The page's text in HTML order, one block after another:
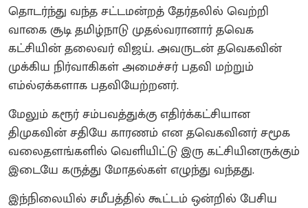
தொடர்ந்து வந்த சட்டமன்றத் தேர்தலில் வெற்றி
வாகை சூடி தமிழ்நாடு முதல்வரானார் தவெக
கட்சியின் தலைவர் விஜய். அவருடன் தவெகவின்
முக்கிய நிர்வாகிகள் அமைச்சர் பதவி மற்றும்
எம்ல்ஏக்களாக பதவியேற்றனர்.
மேலும் கரூர் சம்பவத்துக்கு எதிர்க்கட்சியான
திமுகவின் சதியே காரணம் என தவெகவினர் சமூக
வலைதளங்களில் வெளியிட்டு இரு கட்சியினருக்கும்
இடையே கருத்து மோதல்கள் எழுந்து வந்தது.
இந்நிலையில் சமீபத்தில் கூட்டம் ஒன்றில் பேசிய